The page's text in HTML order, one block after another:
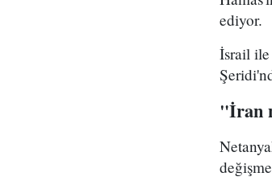
ediyor.
İsrail ile
"İran